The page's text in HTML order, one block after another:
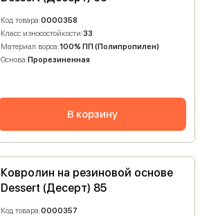
Код товара:0000358
Класс износостойкости:33
Материал ворса:100% ПП (Полипропилен)
Основа:Прорезиненная
В корзину
Ковролин на резиновой основе
Dessert (Десерт) 85
Код товара:0000357